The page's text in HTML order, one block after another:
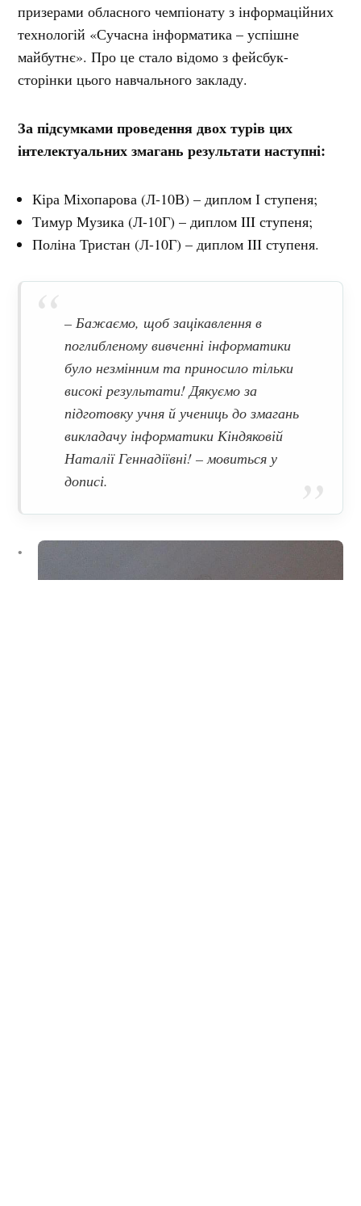
призерами обласного чемпіонату з інформаційних
технологій «Сучасна інформатика – успішне
майбутнє». Про це стало відомо з фейсбук-
сторінки цього навчального закладу.
За підсумками проведення двох турів цих
інтелектуальних змагань результати наступні:
Кіра Міхопарова (Л-10В) – диплом І ступеня;
Тимур Музика (Л-10Г) – диплом III ступеня;
Поліна Тристан (Л-10Г) – диплом III ступеня.
– Бажаємо, щоб зацікавлення в
поглибленому вивченні інформатики
було незмінним та приносило тільки
високі результати! Дякуємо за
підготовку учня й учениць до змагань
викладачу інформатики Кіндяковій
Наталії Геннадіївні! – мовиться у
дописі.